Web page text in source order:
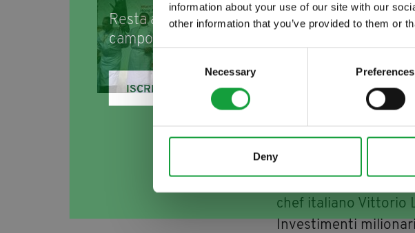
information about your use of our site with our
other information that you’ve provided to them or
Consent
Selection
Necessary Preferences
Deny
evento all'altro
dai cuochi italiani
dal punto di vista.
Mentre mi trovavo
(come lo chiamano
fino al 109° piano,
Carlton di Hong
chef italiano Vittorio
Investimenti
Resta aggiornato su tutte le ultime novita nel
campo della ristorazione e del food.
ISCRIVITI